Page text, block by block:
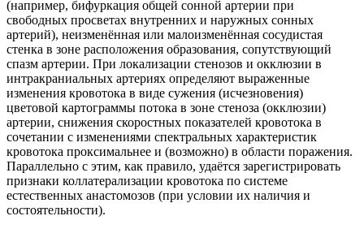
(например, бифуркация общей сонной артерии при
свободных просветах внутренних и наружных сонных
артерий), неизменённая или малоизменённая сосудистая
стенка в зоне расположения образования, сопутствующий
спазм артерии. При локализации стенозов и окклюзии в
интракраниальных артериях определяют выраженные
изменения кровотока в виде сужения (исчезновения)
цветовой картограммы потока в зоне стеноза (окклюзии)
артерии, снижения скоростных показателей кровотока в
сочетании с изменениями спектральных характеристик
кровотока проксимальнее и (возможно) в области поражения.
Параллельно с этим, как правило, удаётся зарегистрировать
признаки коллатерализации кровотока по системе
естественных анастомозов (при условии их наличия и
состоятельности).